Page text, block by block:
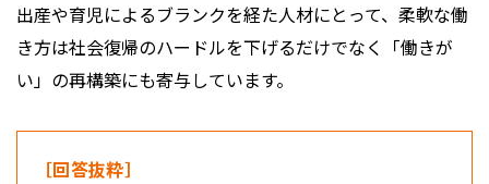
出産や育児によるブランクを経た人材にとって、柔軟な働
き方は社会復帰のハードルを下げるだけでなく「働きが
い」の再構築にも寄与しています。
［回答抜粋］